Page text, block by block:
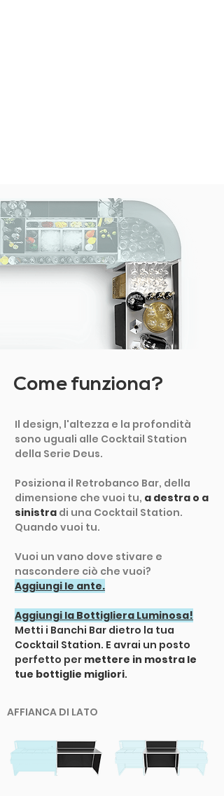
Come funziona?
Il design, l'altezza e la profondità
sono uguali alle Cocktail Station
della Serie Deus.
Posiziona il Retrobanco Bar, della
dimensione che vuoi tu, a destra o a
sinistra di una Cocktail Station.
Quando vuoi tu.
Vuoi un vano dove stivare e
nascondere ciò che vuoi?
Aggiungi le ante.
Aggiungi la Bottigliera Luminosa!
Metti i Banchi Bar dietro la tua
Cocktail Station. E avrai un posto
perfetto per mettere in mostra le
tue bottiglie migliori.
AFFIANCA DI LATO